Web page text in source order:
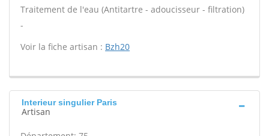
Traitement de l'eau (Antitartre - adoucisseur - filtration)
-
Voir la fiche artisan : Bzh20
Interieur singulier Paris
Artisan